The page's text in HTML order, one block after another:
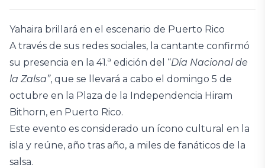
Yahaira brillará en el escenario de Puerto Rico
A través de sus redes sociales, la cantante confirmó
su presencia en la 41.ª edición del “Día Nacional de
la Zalsa”, que se llevará a cabo el domingo 5 de
octubre en la Plaza de la Independencia Hiram
Bithorn, en Puerto Rico.
Este evento es considerado un ícono cultural en la
isla y reúne, año tras año, a miles de fanáticos de la
salsa.